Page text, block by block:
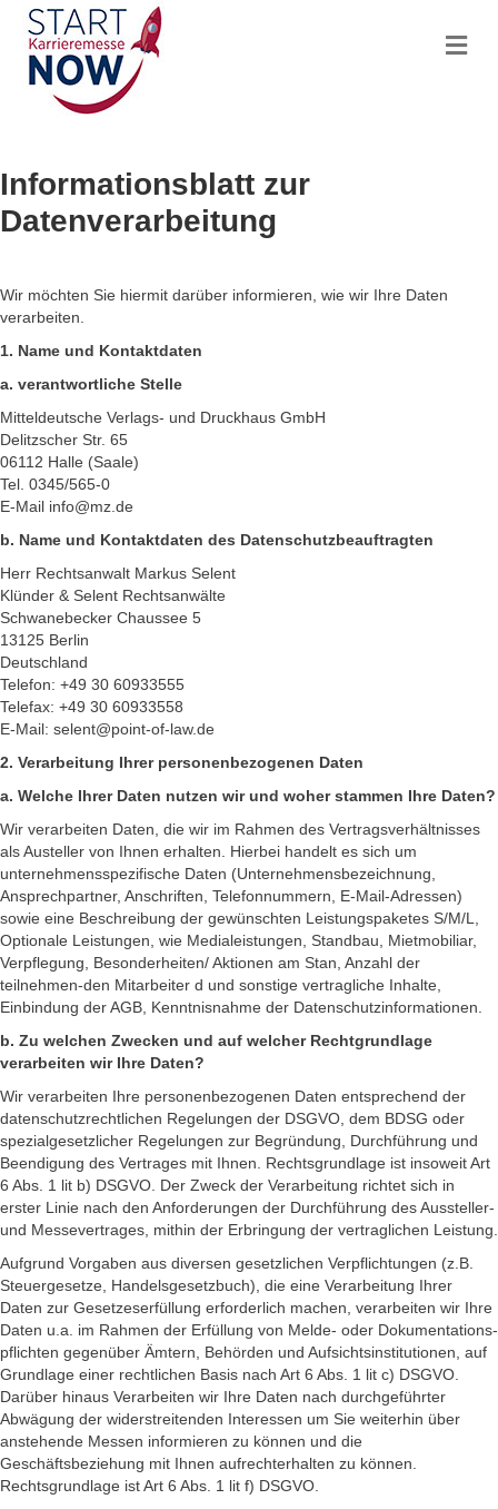
Informationsblatt zur
Datenverarbeitung
Wir möchten Sie hiermit darüber informieren, wie wir Ihre Daten
verarbeiten.
1. Name und Kontaktdaten
a. verantwortliche Stelle
Mitteldeutsche Verlags- und Druckhaus GmbH
Delitzscher Str. 65
06112 Halle (Saale)
Tel. 0345/565-0
E-Mail info@mz.de
b. Name und Kontaktdaten des Datenschutzbeauftragten
Herr Rechtsanwalt Markus Selent
Klünder & Selent Rechtsanwälte
Schwanebecker Chaussee 5
13125 Berlin
Deutschland
Telefon: +49 30 60933555
Telefax: +49 30 60933558
E-Mail: selent@point-of-law.de
2. Verarbeitung Ihrer personenbezogenen Daten
a. Welche Ihrer Daten nutzen wir und woher stammen Ihre Daten?
Wir verarbeiten Daten, die wir im Rahmen des Vertragsverhältnisses
als Austeller von Ihnen erhalten. Hierbei handelt es sich um
unternehmensspezifische Daten (Unternehmensbezeichnung,
Ansprechpartner, Anschriften, Telefonnummern, E-Mail-Adressen)
sowie eine Beschreibung der gewünschten Leistungspaketes S/M/L,
Optionale Leistungen, wie Medialeistungen, Standbau, Mietmobiliar,
Verpflegung, Besonderheiten/ Aktionen am Stan, Anzahl der
teilnehmen-den Mitarbeiter d und sonstige vertragliche Inhalte,
Einbindung der AGB, Kenntnisnahme der Datenschutzinformationen.
b. Zu welchen Zwecken und auf welcher Rechtgrundlage
verarbeiten wir Ihre Daten?
Wir verarbeiten Ihre personenbezogenen Daten entsprechend der
datenschutzrechtlichen Regelungen der DSGVO, dem BDSG oder
spezialgesetzlicher Regelungen zur Begründung, Durchführung und
Beendigung des Vertrages mit Ihnen. Rechtsgrundlage ist insoweit Art
6 Abs. 1 lit b) DSGVO. Der Zweck der Verarbeitung richtet sich in
erster Linie nach den Anforderungen der Durchführung des Aussteller-
und Messevertrages, mithin der Erbringung der vertraglichen Leistung.
Aufgrund Vorgaben aus diversen gesetzlichen Verpflichtungen (z.B.
Steuergesetze, Handelsgesetzbuch), die eine Verarbeitung Ihrer
Daten zur Gesetzeserfüllung erforderlich machen, verarbeiten wir Ihre
Daten u.a. im Rahmen der Erfüllung von Melde- oder Dokumentations-
pflichten gegenüber Ämtern, Behörden und Aufsichtsinstitutionen, auf
Grundlage einer rechtlichen Basis nach Art 6 Abs. 1 lit c) DSGVO.
Darüber hinaus Verarbeiten wir Ihre Daten nach durchgeführter
Abwägung der widerstreitenden Interessen um Sie weiterhin über
anstehende Messen informieren zu können und die
Geschäftsbeziehung mit Ihnen aufrechterhalten zu können.
Rechtsgrundlage ist Art 6 Abs. 1 lit f) DSGVO.